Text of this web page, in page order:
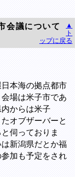
会議について
▲
ト
ップに戻る
本海の拠点都市
場は米子市であ
からは米子
オブザーバーと
伺っておりま
新潟県だとか福
加も予定をされ